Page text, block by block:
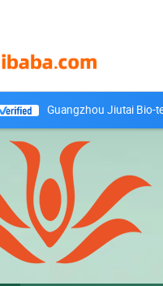
Guangzhou Jiutai Bio-